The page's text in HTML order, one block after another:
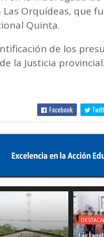
Orquídeas, que
Quinta.
de los
la Justicia provincial.
Facebook